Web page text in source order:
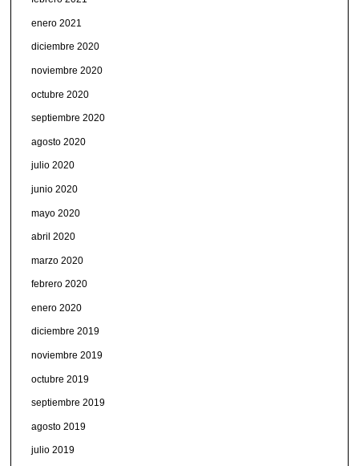
enero 2021
diciembre 2020
noviembre 2020
octubre 2020
septiembre 2020
agosto 2020
julio 2020
junio 2020
mayo 2020
abril 2020
marzo 2020
febrero 2020
enero 2020
diciembre 2019
noviembre 2019
octubre 2019
septiembre 2019
agosto 2019
julio 2019